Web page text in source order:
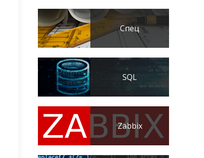
Спец
SQL
Zabbix